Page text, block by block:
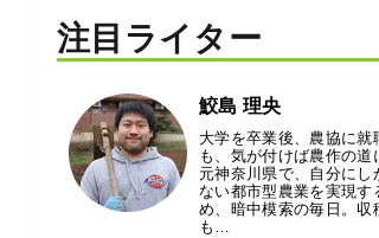
注目ライター
鮫島 理央
大学を卒業後、農協に就
も、気が付けば農作の道
元神奈川県で、自分にし
ない都市型農業を実現す
め、暗中模索の毎日。収
も…